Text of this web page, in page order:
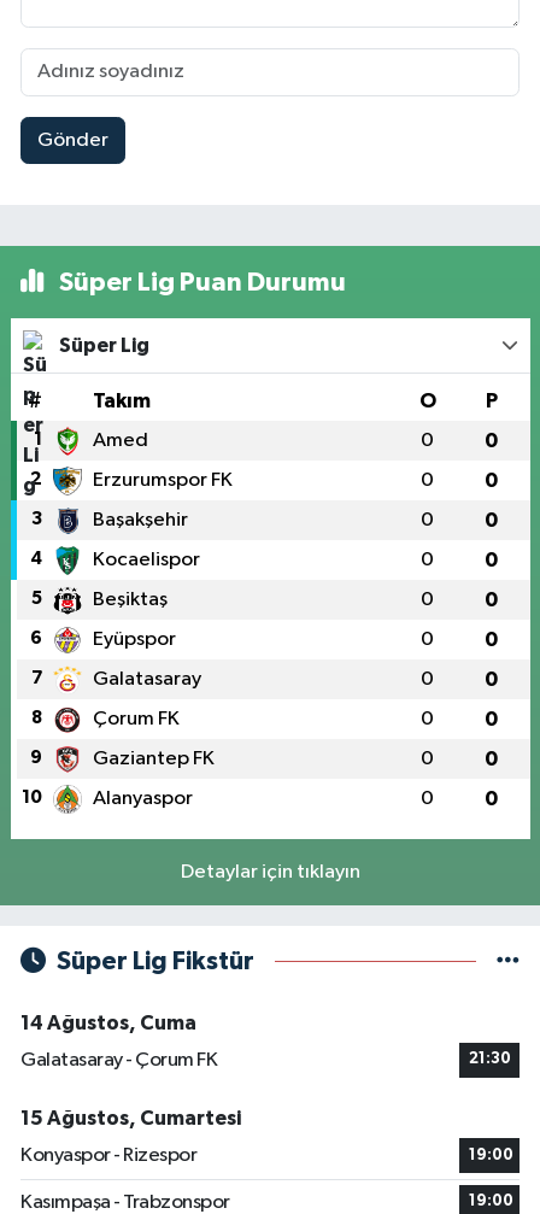
Gönder
Süper Lig Puan Durumu
Süper Lig
# Takım O P
1 Amed 0 0
2 Erzurumspor FK 0 0
3 Başakşehir 0 0
4 Kocaelispor 0 0
5 Beşiktaş 0 0
6 Eyüpspor 0 0
7 Galatasaray 0 0
8 Çorum FK 0 0
9 Gaziantep FK 0 0
10 Alanyaspor 0 0
Detaylar için tıklayın
Süper Lig Fikstür
14 Ağustos, Cuma
Galatasaray - Çorum FK
21:30
15 Ağustos, Cumartesi
Konyaspor - Rizespor
19:00
Kasımpaşa - Trabzonspor 19:00